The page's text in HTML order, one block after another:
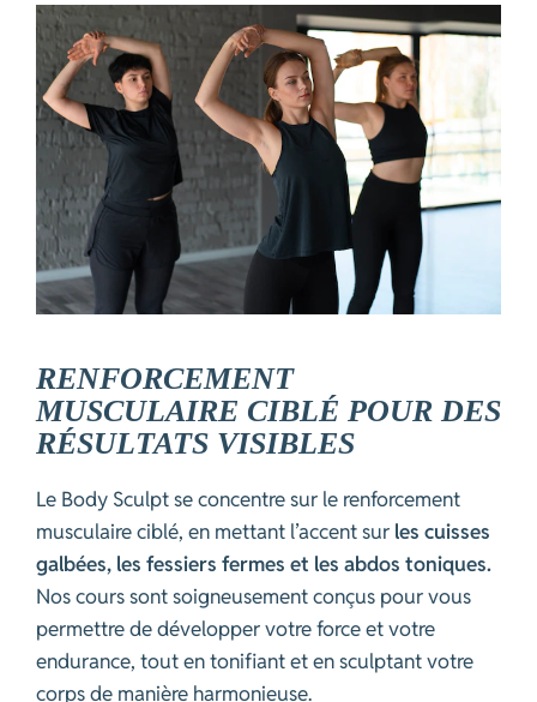
RENFORCEMENT
MUSCULAIRE CIBLÉ POUR DES
RÉSULTATS VISIBLES
Le Body Sculpt se concentre sur le renforcement
musculaire ciblé, en mettant l’accent sur les cuisses
galbées, les fessiers fermes et les abdos toniques.
Nos cours sont soigneusement conçus pour vous
permettre de développer votre force et votre
endurance, tout en tonifiant et en sculptant votre
corps de manière harmonieuse.